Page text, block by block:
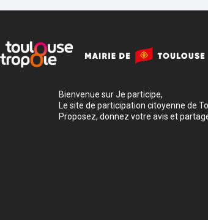
Bienvenue sur Je participe,
Le site de participation citoyenne de
Proposez, donnez votre avis et